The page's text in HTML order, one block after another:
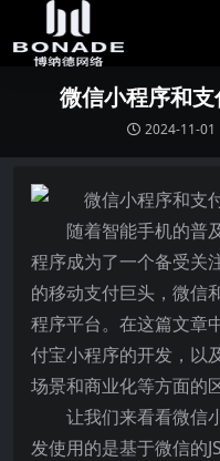
微信小程序和
2024-11-01
随着智能手机的普
程序成为了一个备受关
的移动支付巨头，微信
程序平台。在这篇文章
付宝小程序的开发，以
场景和商业化等方面的区
让我们来看看微信
发使用的是基于微信的